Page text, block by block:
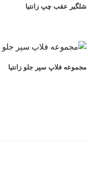
شلگیر عقب چپ زانتیا
مجموعه فلاپ سپر جلو زانتیا